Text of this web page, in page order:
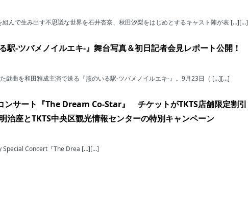
んで⽣み出す不思議な世界を⽯井杏奈、秋⽥汐梨をはじめとするキャスト陣が表 […][…]
駅-ツバメノイルエキ-』舞台写真＆初日記者会見レポート公開！
戯曲を和田雅成主演で送る『燕のいる駅-ツバメノイルエキ-』。9⽉23⽇（ […][…]
ンサート『The Dream Co-Star』 チケットがTKTS店舗限定割引
座とTKTS中央区観光情報センターの特別キャンペーン
Special Concert『The Drea […][…]